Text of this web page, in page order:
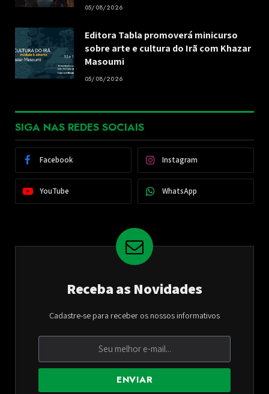
05/08/2026
Editora Tabla promoverá minicurso
sobre arte e cultura do Irã com Khazar
Masoumi
05/08/2026
SIGA NAS REDES SOCIAIS
Facebook Instagram
YouTube WhatsApp
Receba as Novidades
Cadastre-se para receber os nossos informativos
ENVIAR